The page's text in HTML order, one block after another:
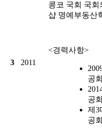
3 2011
콩코 국회 국회
샵 명예부동산
<경력사항>
공
공
제3
공